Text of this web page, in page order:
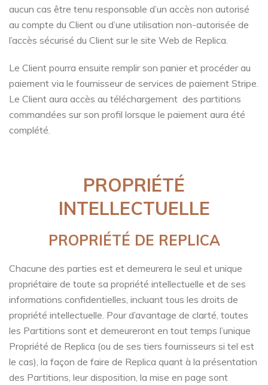
aucun cas être tenu responsable d’un accès non autorisé
au compte du Client ou d’une utilisation non-autorisée de
l’accès sécurisé du Client sur le site Web de Replica.
Le Client pourra ensuite remplir son panier et procéder au
paiement via le fournisseur de services de paiement Stripe.
Le Client aura accès au téléchargement des partitions
commandées sur son profil lorsque le paiement aura été
complété.
PROPRIÉTÉ
INTELLECTUELLE
PROPRIÉTÉ DE REPLICA
Chacune des parties est et demeurera le seul et unique
propriétaire de toute sa propriété intellectuelle et de ses
informations confidentielles, incluant tous les droits de
propriété intellectuelle. Pour d’avantage de clarté, toutes
les Partitions sont et demeureront en tout temps l’unique
Propriété de Replica (ou de ses tiers fournisseurs si tel est
le cas), la façon de faire de Replica quant à la présentation
des Partitions, leur disposition, la mise en page sont